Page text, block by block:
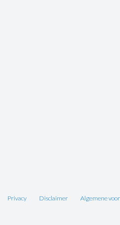
Privacy Disclaimer Algemene